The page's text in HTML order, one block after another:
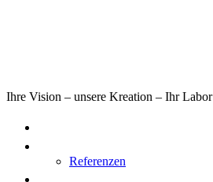
Ihre Vision – unsere Kreation – Ihr Labor
Referenzen